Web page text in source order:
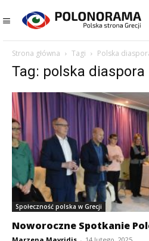
Strona główna Tagi Polska
Tag: polska diaspora
Społeczność polska w Grecji
Noworoczne Spotkanie